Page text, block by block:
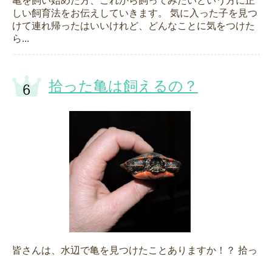
しい飼育法をお伝えしていきます。 気に入った子を見つ
けて連れ帰ったはいいけれど、どんなことに気をつけた
ら...
拾った亀は飼えるの？
皆さんは、水辺で亀を見つけたことありますか！？ 拾っ